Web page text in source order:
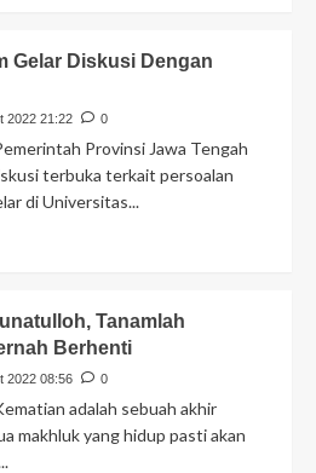
Gelar Diskusi Dengan
2022 21:22 0
Provinsi Jawa Tengah
terbuka terkait persoalan
di Universitas...
Tanamlah
Berhenti
2022 08:56 0
adalah sebuah akhir
makhluk yang hidup pasti akan